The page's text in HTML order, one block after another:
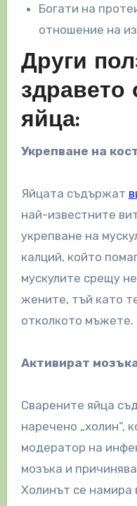
Богати на
отношение на
Други
здравето
яйца:
Укрепване на
Яйцата съдържат
най-известните
укрепване на
калций, който
мускулите срещу
жените, тъй като
отколкото мъжете.
Активират
Сварените яйца
наречено „холин“,
модератор на
мозъка и
Холинът се намира